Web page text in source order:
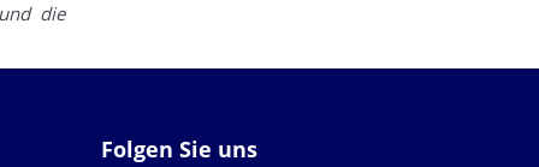
die
Folgen Sie uns